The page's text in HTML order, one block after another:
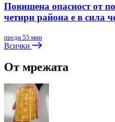
Повишена опасност от
четири района е в сила
преди 55 мин
Всички
От мрежата